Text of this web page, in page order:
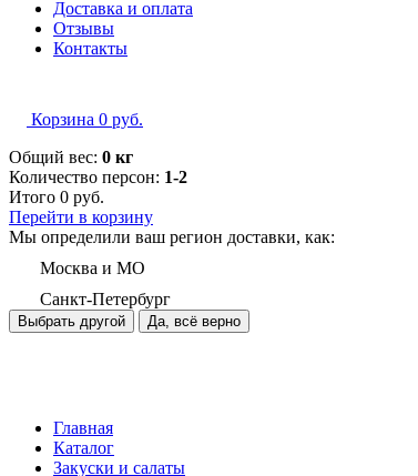
Доставка и оплата
Отзывы
Контакты
Корзина 0 руб.
Общий вес: 0 кг
Количество персон: 1-2
Итого 0 руб.
Перейти в корзину
Мы определили ваш регион доставки, как:
Москва и МО
Санкт-Петербург
Выбрать другой Да, всё верно
Главная
Каталог
Закуски и салаты